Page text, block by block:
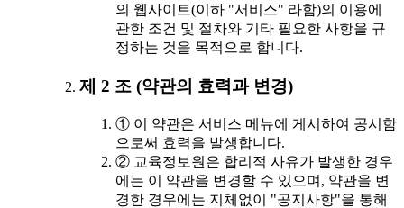
의 웹사이트(이하 "서비스" 라함)의 이용에
관한 조건 및 절차와 기타 필요한 사항을 규
정하는 것을 목적으로 합니다.
제 2 조 (약관의 효력과 변경)
① 이 약관은 서비스 메뉴에 게시하여 공시함
으로써 효력을 발생합니다.
② 교육정보원은 합리적 사유가 발생한 경우
에는 이 약관을 변경할 수 있으며, 약관을 변
경한 경우에는 지체없이 "공지사항"을 통해